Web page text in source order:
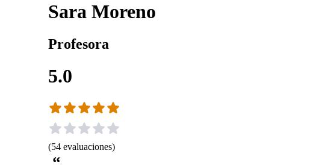
Sara Moreno
Profesora
5.0
(54 evaluaciones)